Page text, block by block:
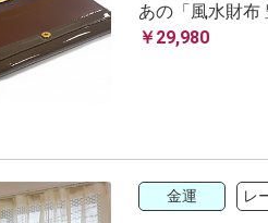
あの「風水財布
￥29,980
金運 レ